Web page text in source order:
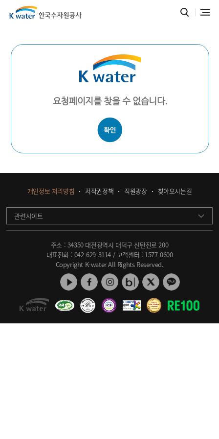
요청페이지를 찾을 수 없습니다.
개인정보 처리방침 저작권정책 직원광장 찾아오시는길
관련사이트
주소 : 34350 대전광역시 대덕구 신탄진로 200
대표전화 : 042-629-3114 / 고객센터 : 1577-0600
Copyright K-water All Rights Reserved.